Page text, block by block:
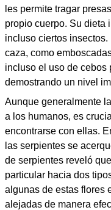
les permite tragar
propio cuerpo. Su dieta
incluso ciertos
caza, como
incluso el uso de cebos
demostrando un nivel
Aunque generalmente
a los humanos, es
encontrarse con ellas.
las serpientes se
de serpientes reveló
particular hacia dos
algunas de estas flores
alejadas de manera